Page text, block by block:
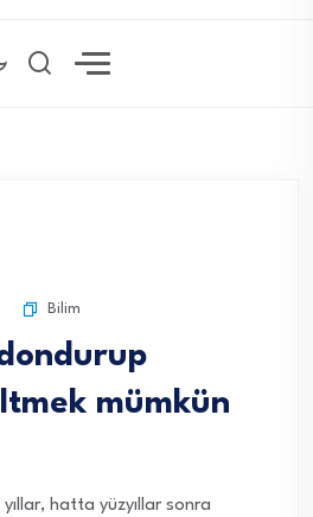
Bilim
mümkün
hatta yüzyıllar sonra